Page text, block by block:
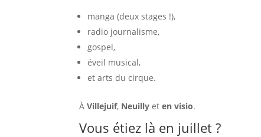
manga (deux stages !),
radio journalisme,
gospel,
éveil musical,
et arts du cirque.
ÀVillejuif, Neuilly eten visio.
Vous étiez là en juillet ?